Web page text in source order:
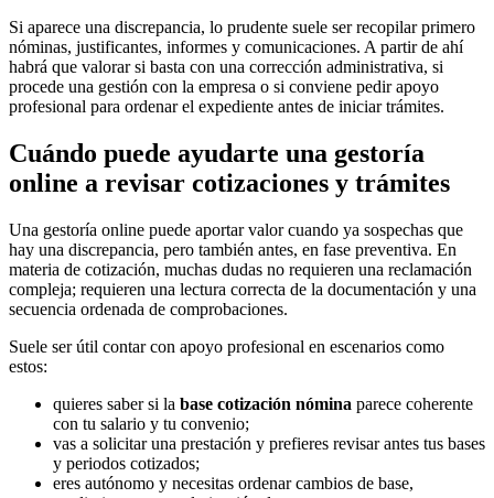
Si aparece una discrepancia, lo prudente suele ser recopilar primero
nóminas, justificantes, informes y comunicaciones. A partir de ahí
habrá que valorar si basta con una corrección administrativa, si
procede una gestión con la empresa o si conviene pedir apoyo
profesional para ordenar el expediente antes de iniciar trámites.
Cuándo puede ayudarte una gestoría
online a revisar cotizaciones y trámites
Una gestoría online puede aportar valor cuando ya sospechas que
hay una discrepancia, pero también antes, en fase preventiva. En
materia de cotización, muchas dudas no requieren una reclamación
compleja; requieren una lectura correcta de la documentación y una
secuencia ordenada de comprobaciones.
Suele ser útil contar con apoyo profesional en escenarios como
estos:
quieres saber si la base cotización nómina parece coherente
con tu salario y tu convenio;
vas a solicitar una prestación y prefieres revisar antes tus bases
y periodos cotizados;
eres autónomo y necesitas ordenar cambios de base,